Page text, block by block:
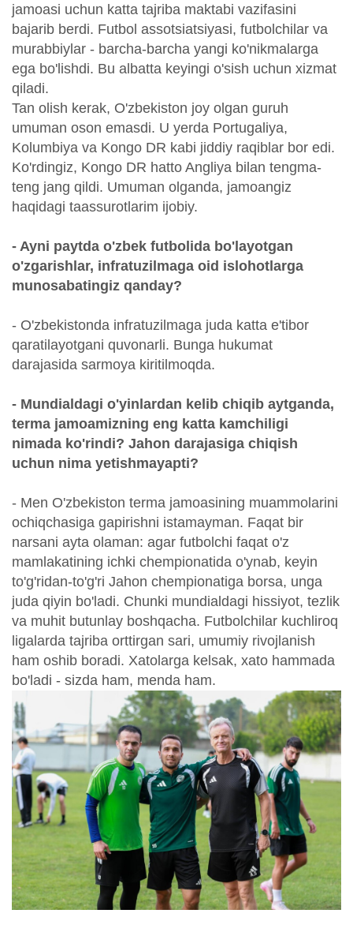
jamoasi uchun katta tajriba maktabi vazifasini
bajarib berdi. Futbol assotsiatsiyasi, futbolchilar va
murabbiylar - barcha-barcha yangi ko'nikmalarga
ega bo'lishdi. Bu albatta keyingi o'sish uchun xizmat
qiladi.
Tan olish kerak, O'zbekiston joy olgan guruh
umuman oson emasdi. U yerda Portugaliya,
Kolumbiya va Kongo DR kabi jiddiy raqiblar bor edi.
Ko'rdingiz, Kongo DR hatto Angliya bilan tengma-
teng jang qildi. Umuman olganda, jamoangiz
haqidagi taassurotlarim ijobiy.
- Ayni paytda o'zbek futbolida bo'layotgan
o'zgarishlar, infratuzilmaga oid islohotlarga
munosabatingiz qanday?
- O'zbekistonda infratuzilmaga juda katta e'tibor
qaratilayotgani quvonarli. Bunga hukumat
darajasida sarmoya kiritilmoqda.
- Mundialdagi o'yinlardan kelib chiqib aytganda,
terma jamoamizning eng katta kamchiligi
nimada ko'rindi? Jahon darajasiga chiqish
uchun nima yetishmayapti?
- Men O'zbekiston terma jamoasining muammolarini
ochiqchasiga gapirishni istamayman. Faqat bir
narsani ayta olaman: agar futbolchi faqat o'z
mamlakatining ichki chempionatida o'ynab, keyin
to'g'ridan-to'g'ri Jahon chempionatiga borsa, unga
juda qiyin bo'ladi. Chunki mundialdagi hissiyot, tezlik
va muhit butunlay boshqacha. Futbolchilar kuchliroq
ligalarda tajriba orttirgan sari, umumiy rivojlanish
ham oshib boradi. Xatolarga kelsak, xato hammada
bo'ladi - sizda ham, menda ham.